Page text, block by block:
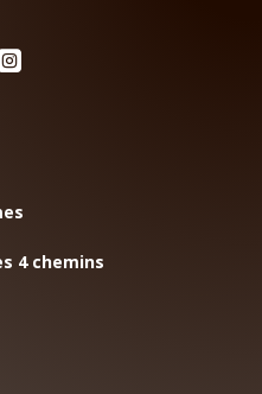

4 chemins